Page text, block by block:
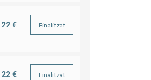
22 € Finalitzat
22 € Finalitzat